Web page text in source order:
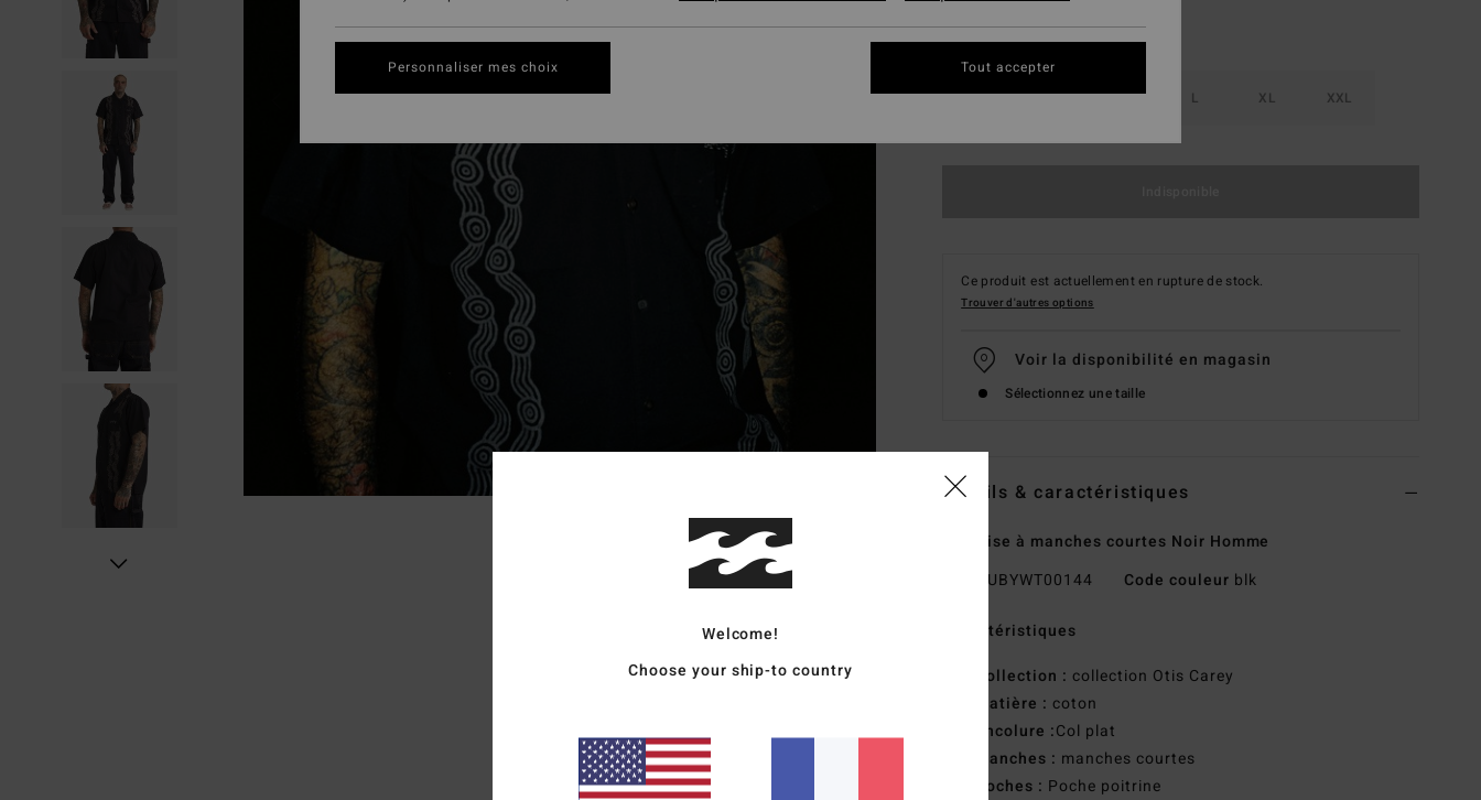
XS S M L XL XXL
Ce produit est actuellement en rupture de stock.
Trouver d'autres options
Voir la disponibilité en magasin
Sélectionnez une taille
Details & caractéristiques
Chemise à manches courtes Noir Homme
UBYWT00144 Code couleur blk
Caractéristiques
Collection : collection Otis Carey
Matière : coton
Encolure :Col plat
Manches : manches courtes
Poches : Poche poitrine
Welcome!
Choose your ship-to country
Personnaliser mes choix Tout accepter